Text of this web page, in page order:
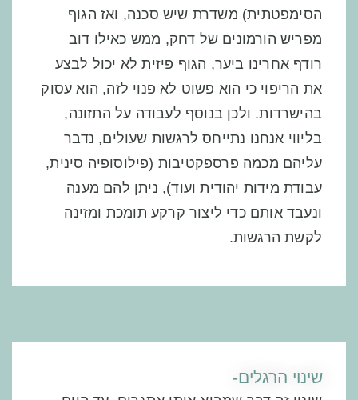
הסימפטתית) משדרת שיש סכנה, ואז הגוף
מפריש הורמונים של דחק, ממש כאילו דוב
רודף אחרינו ביער, הגוף פיזית לא יכול לבצע
את הריפוי כי הוא פשוט לא פנוי לזה, הוא עסוק
בהישרדות. ולכן בנוסף לעבודה על התזונה,
בליווי אנחנו נתייחס לרגשות שעולים, נדבר
עליהם מכמה פרספקטיבות (פילוסופיה סינית,
עבודת מידות יהודית ועוד), ניתן להם מענה
ונעבד אותם כדי ליצור קרקע תומכת ומזינה
לקשת הרגשות.
שינוי הרגלים-